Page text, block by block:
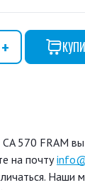
570 FRAM
на почту
Наши